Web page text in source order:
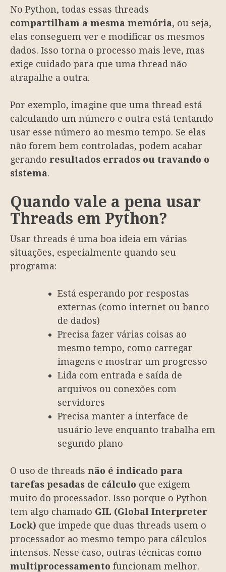
No Python, todas essas threads
compartilham a mesma memória, ou seja,
elas conseguem ver e modificar os mesmos
dados. Isso torna o processo mais leve, mas
exige cuidado para que uma thread não
atrapalhe a outra.
Por exemplo, imagine que uma thread está
calculando um número e outra está tentando
usar esse número ao mesmo tempo. Se elas
não forem bem controladas, podem acabar
gerando resultados errados ou travando o
sistema.
Quando vale a pena usar
Threads em Python?
Usar threads é uma boa ideia em várias
situações, especialmente quando seu
programa:
Está esperando por respostas
externas (como internet ou banco
de dados)
Precisa fazer várias coisas ao
mesmo tempo, como carregar
imagens e mostrar um progresso
Lida com entrada e saída de
arquivos ou conexões com
servidores
Precisa manter a interface de
usuário leve enquanto trabalha em
segundo plano
O uso de threads não é indicado para
tarefas pesadas de cálculo que exigem
muito do processador. Isso porque o Python
tem algo chamado GIL (Global Interpreter
Lock) que impede que duas threads usem o
processador ao mesmo tempo para cálculos
intensos. Nesse caso, outras técnicas como
multiprocessamento funcionam melhor.